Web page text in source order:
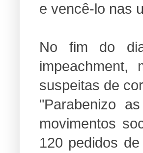
e vencê-lo nas
No fim do
suspeitas de
"Parabenizo
movimentos
120 pedidos